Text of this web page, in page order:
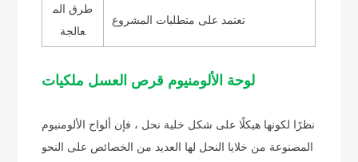
طرق الم
عالجة
تعتمد على متطلبات المشروع
لوحة الألومنيوم قرص العسل
نظرًا لكونها هيكلًا على شكل خلية نحل ، فإن ألواح الألومنيوم
المصنوعة من خلايا النحل لها العديد من الخصائص على النحو